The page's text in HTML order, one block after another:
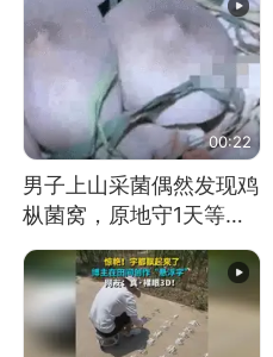
00:22
男子上山采菌偶然发现鸡
枞菌窝，原地守1天等它
长大：挖了140多朵